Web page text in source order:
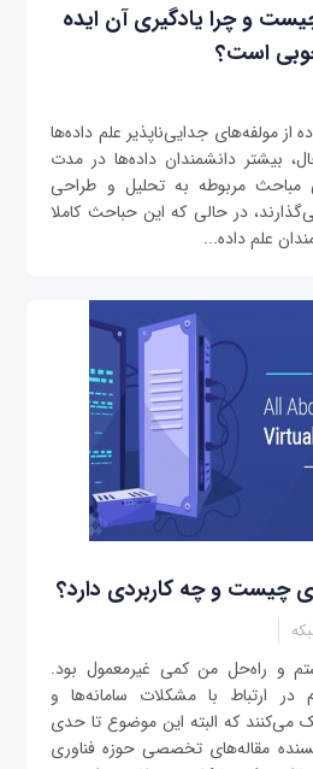
و چرا یادگیری آن ایده
است؟
از مولفه‌های جدایی‌ناپذیر علم داده‌ها
بیشتر دانشمندان داده‌ها در مدت
مباحث مربوطه به تحلیل و طراحی
در حالی که این حباحث کاملا
علم داده‌...
و چه کاربردی دارد؟
و راه‌حل من کمی غیرمعمول بود.
ارتباط با مشکلات سامانه‌ها و
که البته این موضوع تا حدی
مقاله‌های تخصصی حوزه فناوری